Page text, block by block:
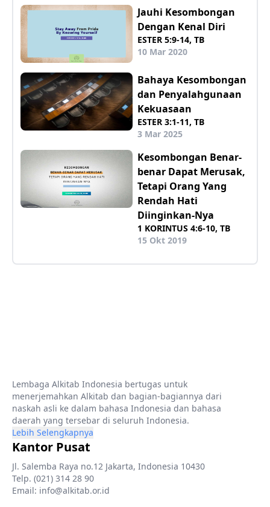
Jauhi Kesombongan
Dengan Kenal Diri
ESTER 5:9-14, TB
10 Mar 2020
Bahaya Kesombongan
dan Penyalahgunaan
Kekuasaan
ESTER 3:1-11, TB
3 Mar 2025
Kesombongan Benar-
benar Dapat Merusak,
Tetapi Orang Yang
Rendah Hati
Diinginkan-Nya
1 KORINTUS 4:6-10, TB
15 Okt 2019
Lembaga Alkitab Indonesia bertugas untuk
menerjemahkan Alkitab dan bagian-bagiannya dari
naskah asli ke dalam bahasa Indonesia dan bahasa
daerah yang tersebar di seluruh Indonesia.
Lebih Selengkapnya
Kantor Pusat
Jl. Salemba Raya no.12 Jakarta, Indonesia 10430
Telp. (021) 314 28 90
Email: info@alkitab.or.id